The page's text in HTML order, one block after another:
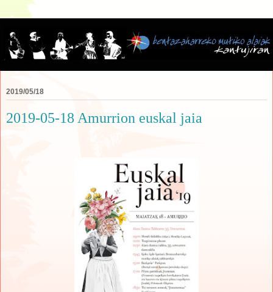
2019/05/18
2019-05-18 Amurrion euskal jaia